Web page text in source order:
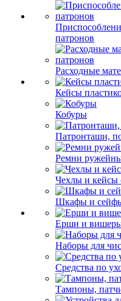
патронов
Расходные
Кейсы
Кобуры
Патронташи,
Ремни
Чехлы и кейсы
Шкафы и
Ерши и
Наборы для
Средства по
Тампоны,